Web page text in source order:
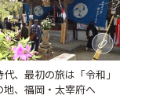
、最初の旅は「令和」
地、福岡・太宰府へ